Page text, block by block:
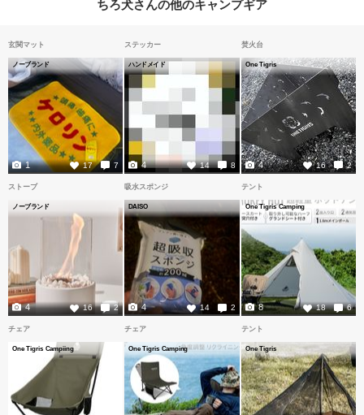
ちろ犬さんの他のキャンプギア
玄関マット
ノーブランド
17 7
1
ステッカー
ハンドメイド
14 8
4
焚火台
One Tigris
16 2
4
ストーブ
ノーブランド
16 2
4
吸水スポンジ
DAISO
14 2
4
テント
One Tigris Camping
18 6
8
チェア
One Tigris Campiing
チェア
One Tigris Camping
テント
One Tigris